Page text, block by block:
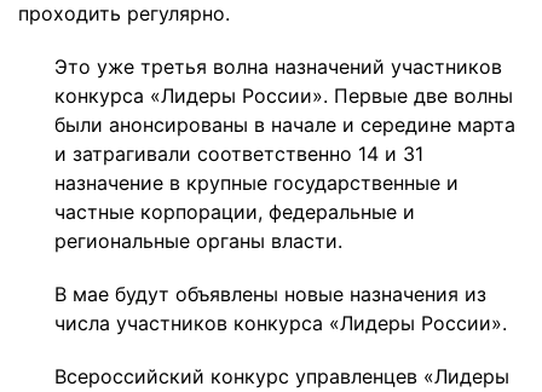
проходить регулярно.
Это уже третья волна назначений участников
конкурса «Лидеры России». Первые две волны
были анонсированы в начале и середине марта
и затрагивали соответственно 14 и 31
назначение в крупные государственные и
частные корпорации, федеральные и
региональные органы власти.
В мае будут объявлены новые назначения из
числа участников конкурса «Лидеры России».
Всероссийский конкурс управленцев «Лидеры